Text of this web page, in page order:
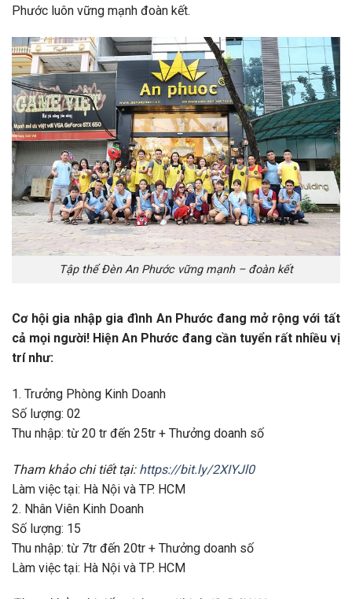
Phước luôn vững mạnh đoàn kết.
Tập thể Đèn An Phước vững mạnh – đoàn kết
Cơ hội gia nhập gia đình An Phước đang mở rộng với tất
cả mọi người! Hiện An Phước đang cần tuyển rất nhiều vị
trí như:
1. Trưởng Phòng Kinh Doanh
Số lượng: 02
Thu nhập: từ 20 tr đến 25tr + Thưởng doanh số
Tham khảo chi tiết tại: https://bit.ly/2XIYJl0
Làm việc tại: Hà Nội và TP. HCM
2. Nhân Viên Kinh Doanh
Số lượng: 15
Thu nhập: từ 7tr đến 20tr + Thưởng doanh số
Làm việc tại: Hà Nội và TP. HCM